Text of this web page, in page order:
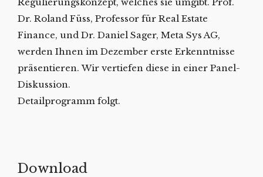
Dr. Roland Füss, Professor für Real Estate
Finance, und Dr. Daniel Sager, Meta Sys AG,
werden Ihnen im Dezember erste Erkenntnisse
präsentieren. Wir vertiefen diese in einer Panel-
Diskussion.
Detailprogramm folgt.
Download